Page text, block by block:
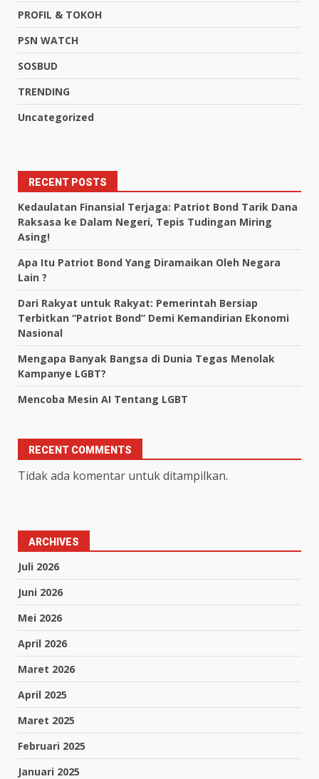
PROFIL & TOKOH
PSN WATCH
SOSBUD
TRENDING
Uncategorized
RECENT POSTS
Kedaulatan Finansial Terjaga: Patriot Bond Tarik Dana
Raksasa ke Dalam Negeri, Tepis Tudingan Miring
Asing!
Apa Itu Patriot Bond Yang Diramaikan Oleh Negara
Lain ?
Dari Rakyat untuk Rakyat: Pemerintah Bersiap
Terbitkan “Patriot Bond” Demi Kemandirian Ekonomi
Nasional
Mengapa Banyak Bangsa di Dunia Tegas Menolak
Kampanye LGBT?
Mencoba Mesin AI Tentang LGBT
RECENT COMMENTS
Tidak ada komentar untuk ditampilkan.
ARCHIVES
Juli 2026
Juni 2026
Mei 2026
April 2026
Maret 2026
April 2025
Maret 2025
Februari 2025
Januari 2025